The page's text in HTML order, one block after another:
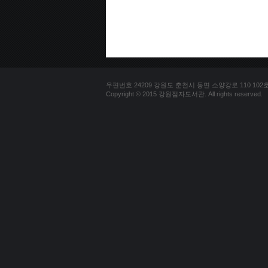
우편번호 24209 강원도 춘천시 동면 소양강로 110 102
Copyright © 2015 강원점자도서관. All rights reserved.